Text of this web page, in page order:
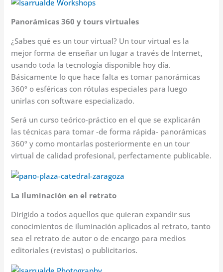
Panorámicas 360 y tours virtuales
¿Sabes qué es un tour virtual? Un tour virtual es la
mejor forma de enseñar un lugar a través de Internet,
usando toda la tecnología disponible hoy día.
Básicamente lo que hace falta es tomar panorámicas
360º o esféricas con rótulas especiales para luego
unirlas con software especializado.
Será un curso teórico-práctico en el que se explicarán
las técnicas para tomar -de forma rápida- panorámicas
360º y como montarlas posteriormente en un tour
virtual de calidad profesional, perfectamente publicable.
La Iluminación en el retrato
Dirigido a todos aquellos que quieran expandir sus
conocimientos de iluminación aplicados al retrato, tanto
sea el retrato de autor o de encargo para medios
editoriales (revistas) o publicitarios.